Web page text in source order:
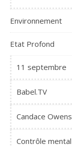
Environnement
Etat Profond
11 septembre
Babel.TV
Candace Owens
Contrôle mental